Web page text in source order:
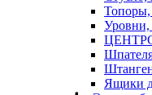
Уровни,
Ящики